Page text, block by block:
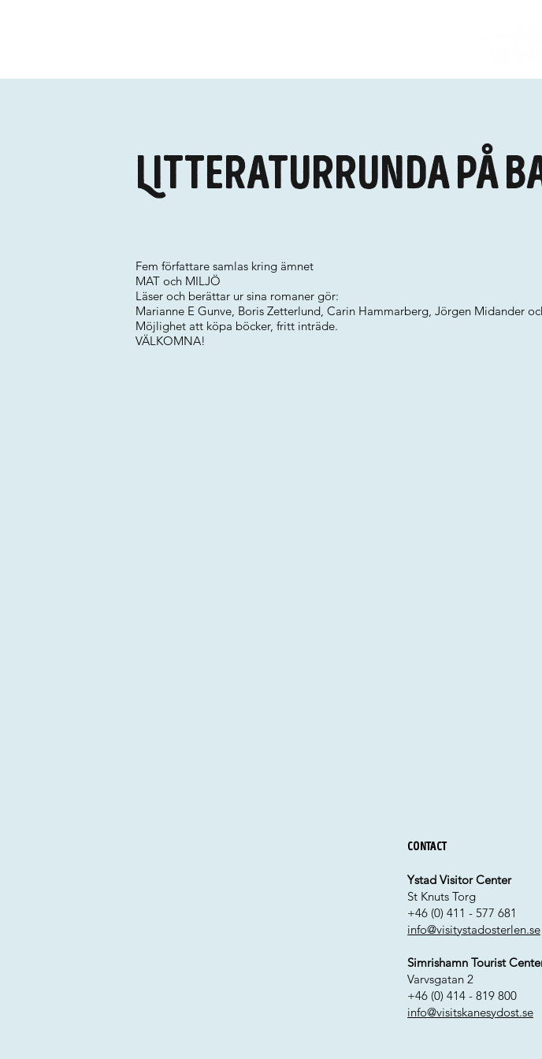
Litteraturrunda på
Fem författare samlas kring ämnet
MAT och MILJÖ
Läser och berättar ur sina romaner gör:
Marianne E Gunve, Boris Zetterlund, Carin Hammarberg, Jörgen Midander
Möjlighet att köpa böcker, fritt inträde.
VÄLKOMNA!
Contact
Ystad Visitor Center
St Knuts Torg
+46 (0) 411 - 577 681
info@visitystadosterlen.se
Simrishamn Tourist
Varvsgatan 2
+46 (0) 414 - 819 800
info@visitskanesydost.se